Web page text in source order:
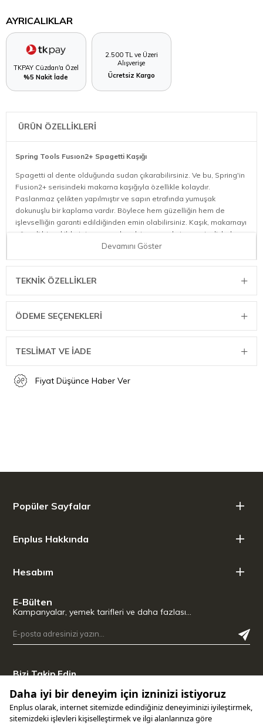
AYRICALIKLAR
TKPAY Cüzdan'a Özel
%5 Nakit İade
2.500 TL ve Üzeri
Alışverişe
Ücretsiz Kargo
ÜRÜN ÖZELLİKLERİ
Spring Tools Fusıon2+ Spagetti Kaşığı
Spagetti al dente olduğunda sudan çıkarabilirsiniz. Ve bu, Spring'in
Fusion2+ serisindeki makarna kaşığıyla özellikle kolaydır.
Paslanmaz çelikten yapılmıştır ve sapın etrafında yumuşak
dokunuşlu bir kaplama vardır. Böylece hem güzelliğin hem de
işlevselliğin garanti edildiğinden emin olabilirsiniz. Kaşık, makarnayı
güvenli bir şekilde tutmanıza olanak tanıyan ekstra geniş dişlerle
Yüksek kaliteli paslanmaz çelik
Spagettileri kolay porsiyonlayın
Ölçü Bilgisi
Uzunluk : 34,5 cm
Devamını Göster
TEKNIK ÖZELLIKLER
ÖDEME SEÇENEKLERI
TESLİMAT VE İADE
Fiyat Düşünce Haber Ver
Popüler Sayfalar
Enplus Hakkında
Hesabım
E-Bülten
Kampanyalar, yemek tarifleri ve daha fazlası…
Bizi Takip Edin